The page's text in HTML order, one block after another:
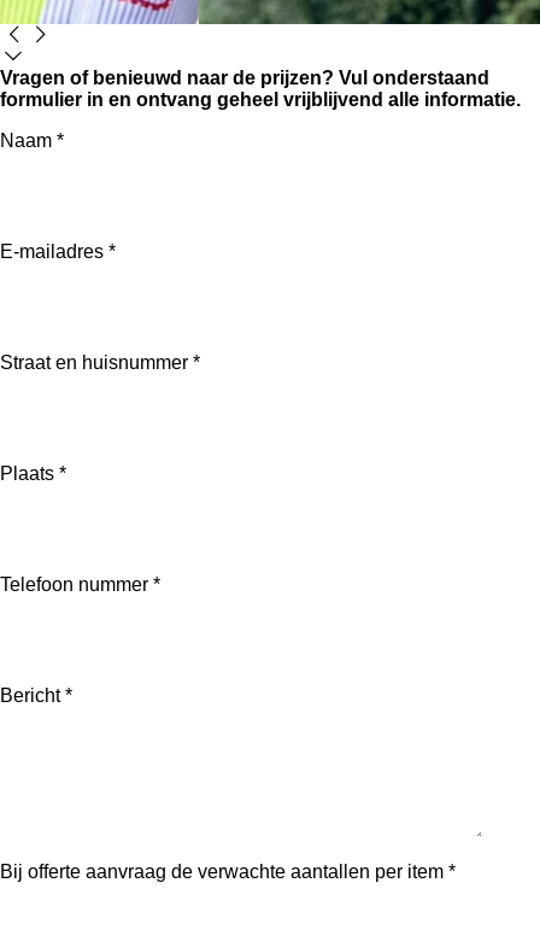
Vragen of benieuwd naar de prijzen? Vul onderstaand
formulier in en ontvang geheel vrijblijvend alle informatie.
Naam *
E-mailadres *
Straat en huisnummer *
Plaats *
Telefoon nummer *
Bericht *
Bij offerte aanvraag de verwachte aantallen per item *